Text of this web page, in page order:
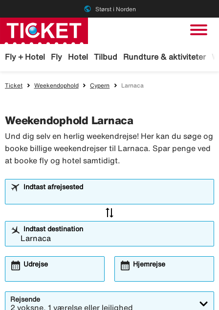
public Størst i Norden
Fly + Hotel Fly Hotel Tilbud Rundture & aktiviteter
Ticket Weekendophold Cypern Larnaca
Weekendophold Larnaca
Und dig selv en herlig weekendrejse! Her kan du søge og
booke billige weekendrejser til Larnaca. Spar penge ved
at booke fly og hotel samtidigt.
Indtast afrejsested
sync_alt
Indtast destination
Udrejse
calendar_month Hjemrejse
calendar_month
Rejsende
2 voksne, 1 værelse eller lejlighed